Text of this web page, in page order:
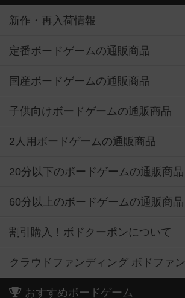
新作・再入荷情報
定番ボードゲームの通販商品
国産ボードゲームの通販商品
子供向けボードゲームの通販商品
2人用ボードゲームの通販商品
20分以下のボードゲームの通販商品
60分以上のボードゲームの通販商品
割引購入！ボドクーポンについて
クラウドファンディング ボドファン
おすすめボードゲーム